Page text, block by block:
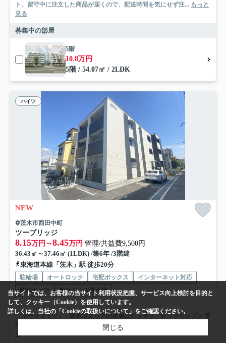
ト。留守中に注文した商品が届くので、配送時間を気にせず注... もっと
見る
募集中の部屋
5階
10.8万円
5階 / 54.07㎡ / 2LDK
ハイツ
NEW
茨木市西田中町
ツーブリッジ
8.15万円～8.45万円 管理/共益費9,500円
36.43㎡～37.46㎡ (1LDK) /築6年 /3階建
東海道本線「茨木」駅 徒歩20分
駐輪場 オートロック 宅配ボックス
インターネット対応
防犯カメラ
敷地内ごみ置き場
「ツーブリッジ」：茨木市エリアの新居にピッタリ。セブンイレブン 茨
木西田中町店まで徒歩2分と近場にコンビニがあるのもポイ...
る
当サイトでは、お客様の当サイト利用状況把握、サービス向上検討を目的と
して、クッキー（Cookie）を使用しています。
詳しくは、当社の 「Cookieの取扱いについて」 をご確認ください。
閉じる